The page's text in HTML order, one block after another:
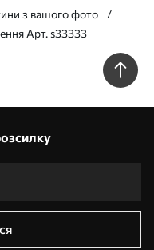
з вашого фото
Арт. s33333